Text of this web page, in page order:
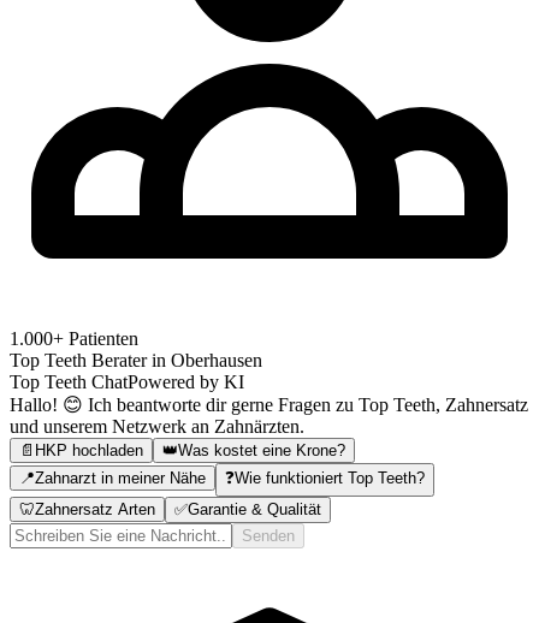
1.000+ Patienten
Top Teeth Berater in Oberhausen
Top Teeth ChatPowered by KI
Hallo! 😊 Ich beantworte dir gerne Fragen zu Top Teeth, Zahnersatz
und unserem Netzwerk an Zahnärzten.
📄 HKP hochladen 👑Was kostet eine Krone?
📍Zahnarzt in meiner Nähe ❓Wie funktioniert Top Teeth?
🦷Zahnersatz Arten ✅Garantie & Qualität
Senden